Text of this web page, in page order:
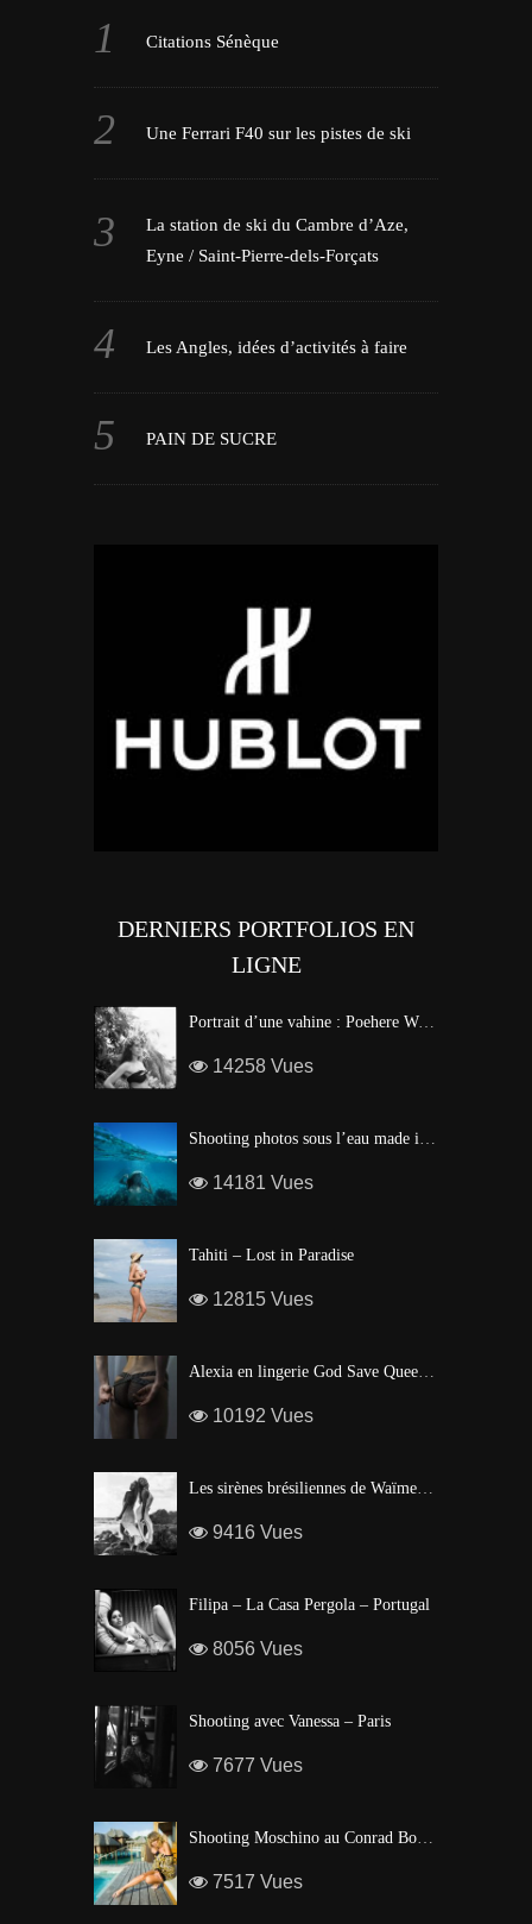
Citations Sénèque
Une Ferrari F40 sur les pistes de ski
La station de ski du Cambre d’Aze,
Eyne / Saint-Pierre-dels-Forçats
Les Angles, idées d’activités à faire
PAIN DE SUCRE
DERNIERS PORTFOLIOS EN
LIGNE
Portrait d’une vahine : Poehere Wilson, Miss Tahiti 2010
14258 Vues
Shooting photos sous l’eau made in Tahiti
14181 Vues
Tahiti – Lost in Paradise
12815 Vues
Alexia en lingerie God Save Queen | Brigade Mondaine – Paris
10192 Vues
Les sirènes brésiliennes de Waïmea Bay – Hawaï
9416 Vues
Filipa – La Casa Pergola – Portugal
8056 Vues
Shooting avec Vanessa – Paris
7677 Vues
Shooting Moschino au Conrad Bora Bora
7517 Vues